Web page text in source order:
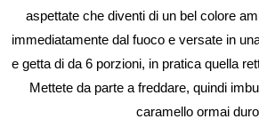
aspettate che diventi di un bel colore
immediatamente dal fuoco e versate in
e getta di da 6 porzioni, in pratica quella
Mettete da parte a freddare, quindi
caramello ormai